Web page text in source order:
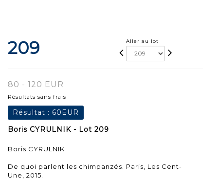
209 Aller au lot
80 - 120 EUR
Résultats sans frais
Résultat : 60EUR
Boris CYRULNIK - Lot 209
Boris CYRULNIK
De quoi parlent les chimpanzés. Paris, Les Cent-
Une, 2015.